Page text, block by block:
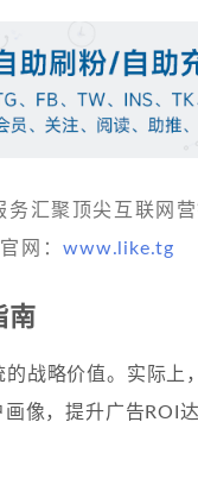
汇聚顶尖互联网
网：www.like.tg
南
战略价值。实际上
像，提升广告ROI达